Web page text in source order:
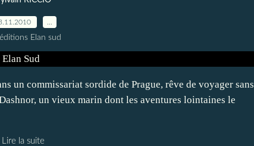
Elan sud
un commissariat sordide de Prague, rêve de voyager sans
un vieux marin dont les aventures lointaines le
Lire la suite